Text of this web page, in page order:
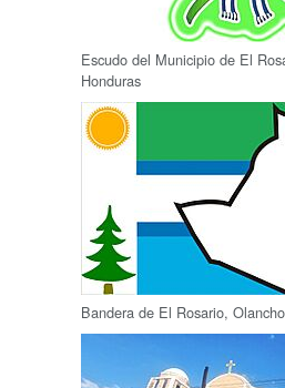
Escudo del Municipio de El
Honduras
Bandera de El Rosario, Olancho